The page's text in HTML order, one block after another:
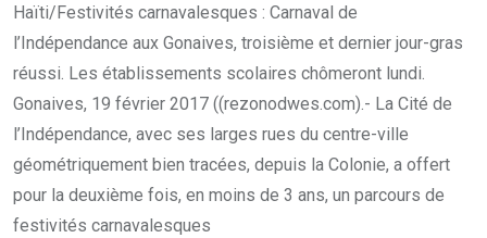
Haïti/Festivités carnavalesques : Carnaval de
l’Indépendance aux Gonaives, troisième et dernier jour-gras
réussi. Les établissements scolaires chômeront lundi.
Gonaives, 19 février 2017 ((rezonodwes.com).- La Cité de
l’Indépendance, avec ses larges rues du centre-ville
géométriquement bien tracées, depuis la Colonie, a offert
pour la deuxième fois, en moins de 3 ans, un parcours de
festivités carnavalesques